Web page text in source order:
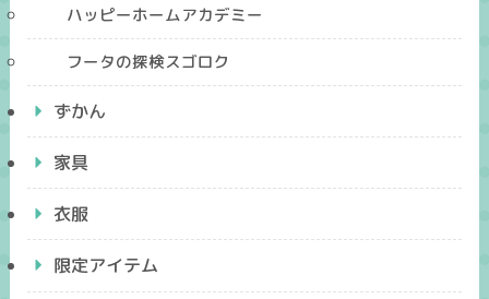
ハッピーホームアカデミー
フータの探検スゴロク
ずかん
家具
衣服
限定アイテム